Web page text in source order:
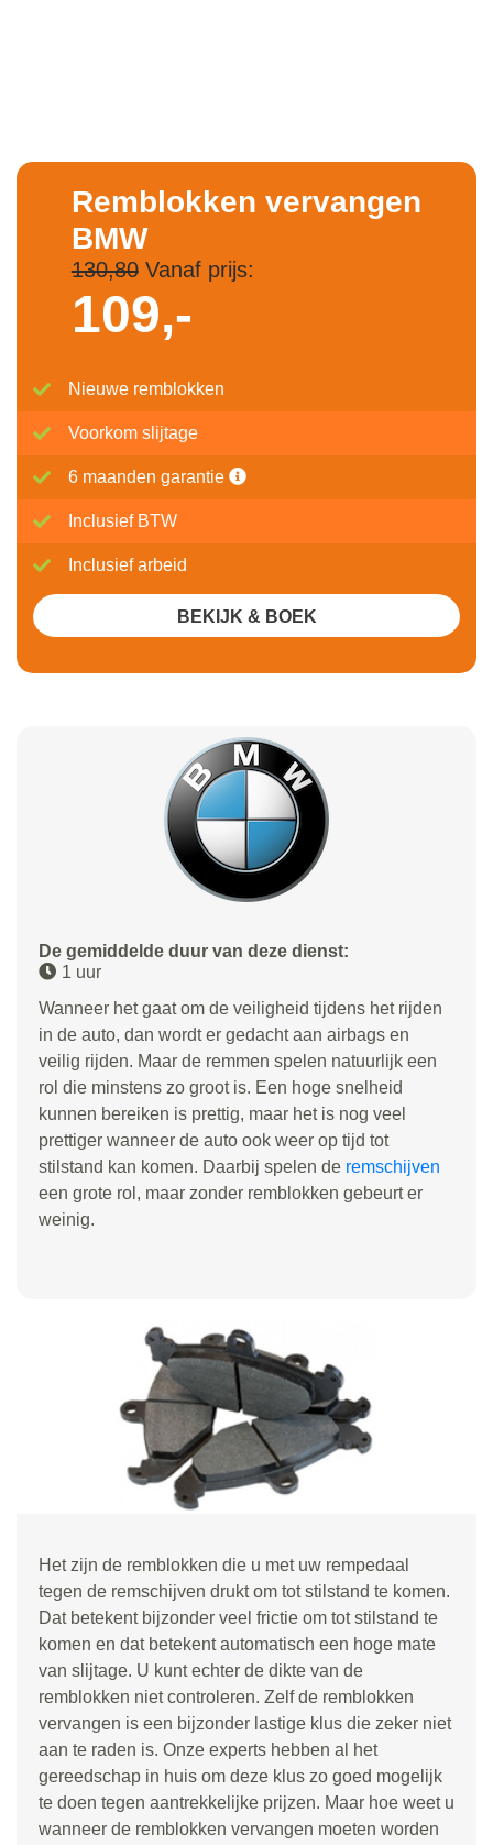
De gemiddelde duur van deze dienst:
1 uur
Wanneer het gaat om de veiligheid tijdens het rijden
in de auto, dan wordt er gedacht aan airbags en
veilig rijden. Maar de remmen spelen natuurlijk een
rol die minstens zo groot is. Een hoge snelheid
kunnen bereiken is prettig, maar het is nog veel
prettiger wanneer de auto ook weer op tijd tot
stilstand kan komen. Daarbij spelen de remschijven
een grote rol, maar zonder remblokken gebeurt er
weinig.
Remblokken vervangen
BMW
130,80Vanaf prijs:
109,-
Nieuwe remblokken
Voorkom slijtage
6 maanden garantie
Inclusief BTW
Inclusief arbeid
BEKIJK & BOEK
Het zijn de remblokken die u met uw rempedaal
tegen de remschijven drukt om tot stilstand te komen.
Dat betekent bijzonder veel frictie om tot stilstand te
komen en dat betekent automatisch een hoge mate
van slijtage. U kunt echter de dikte van de
remblokken niet controleren. Zelf de remblokken
vervangen is een bijzonder lastige klus die zeker niet
aan te raden is. Onze experts hebben al het
gereedschap in huis om deze klus zo goed mogelijk
te doen tegen aantrekkelijke prijzen. Maar hoe weet u
wanneer de remblokken vervangen moeten worden